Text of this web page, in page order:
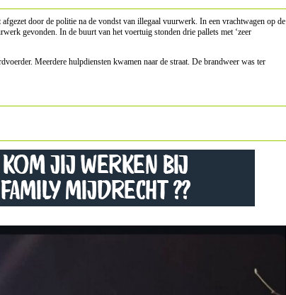
door de politie na de vondst van illegaal vuurwerk. In een vrachtwagen op de
gevonden. In de buurt van het voertuig stonden drie pallets met ‘zeer
Meerdere hulpdiensten kwamen naar de straat. De brandweer was ter